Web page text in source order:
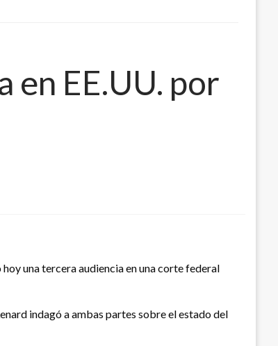
en EE.UU. por
una tercera audiencia en una corte federal
indagó a ambas partes sobre el estado del